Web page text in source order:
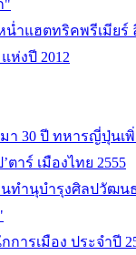
"
น่ำแฮตทริคพรีเมียร์
ห่งปี 2012
า 30 ปี ทหารญี่ปุ่นเ
าร์ เมืองไทย 2555
นทำนุบำรุงศิลปวัฒน
การเมือง ประจำปี